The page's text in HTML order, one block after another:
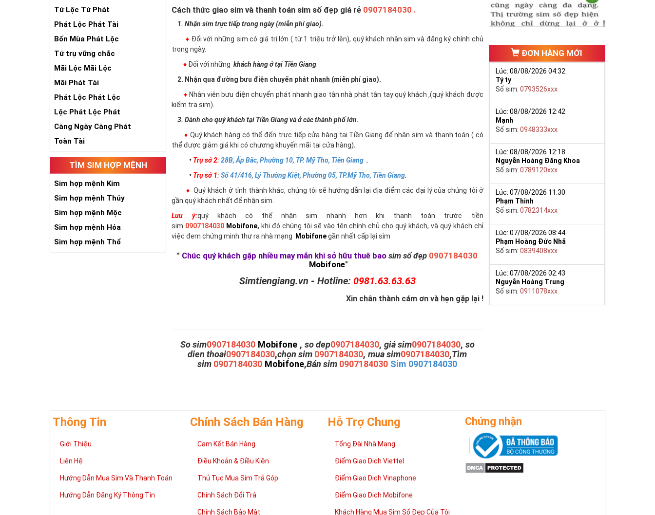
Tứ Lộc Tứ Phát
Phát Lộc Phát Tài
Bốn Mùa Phát Lộc
Tứ trụ vững chắc
Mãi Lộc Mãi Lộc
Mãi Phát Tài
Phát Lộc Phát Lộc
Lộc Phát Lộc Phát
Càng Ngày Càng Phát
Toàn Tài
TÌM SIM HỢP MỆNH
Sim hợp mệnh Kim
Sim hợp mệnh Thủy
Sim hợp mệnh Mộc
Sim hợp mệnh Hỏa
Sim hợp mệnh Thổ
Cách thức giao sim và thanh toán sim số đẹp giá rẻ 0907184030 .
1. Nhận sim trực tiếp trong ngày (miễn phí giao).
♦ Đối với những sim có giá trị lớn ( từ 1 triệu trở lên), quý khách nhận sim và đăng ký chính chủ
trong ngày.
♦ Đối với nhữngkhách hàng ở tại Tiền Giang
2. Nhận qua đường bưu điện chuyển phát nhanh (miễn phí giao).
♦ Nhân viên bưu điện chuyển phát nhanh giao tận nhà phát tận tay quý khách ,(quý khách được
kiểm tra sim).
3. Dành cho quý khách tại Tiền Giang và ở các thành phố lớn.
♦ Quý khách hàng có thể đến trực tiếp cửa hàng tại Tiền Giang để nhận sim và thanh toán ( có
thể được giảm giá khi có chương khuyến mãi tại cửa hàng).
• Trụ sở 2: 28B, Ấp Bắc, Phường 10, TP. Mỹ Tho, Tiền Giang .
• Trụ sở 1: Số 41/416, Lý Thường Kiệt, Phường 05, TP.Mỹ Tho, Tiền Giang.
♦ Quý khách ở tỉnh thành khác, chúng tôi sẽ hướng dẫn lại địa điểm các đại lý của chúng tôi ở
gần quý khách nhất để nhận sim.
Lưu ý:quý khách có thể nhận sim nhanh hơn khi thanh toán trước tiền
sim 0907184030 Mobifone, khi đó chúng tôi sẽ vào tên chính chủ cho quý khách, và quý khách chỉ
việc đem chứng minh thư ra nhà mạng
Mobifonegần nhất cấp lại sim
" Chúc quý khách gặp nhiều may mắn khi sở hữu thuê baosim số đẹp 0907184030
Mobifone"
Simtiengiang.vn - Hotline: 0981.63.63.63
Xin chân thành cám ơn và hẹn gặp lại !
So sim0907184030 Mobifone , so dep0907184030, giá sim0907184030, so
dien thoai0907184030,chọn sim 0907184030,mua sim0907184030,Tìm
sim 0907184030 Mobifone,Bán sim 0907184030 Sim 0907184030
ĐƠN HÀNG MỚI
Lúc: 08/08/2026 04:32
Tý ty
Số sim:0793526xxx
Lúc: 08/08/2026 12:42
Mạnh
Số sim:0948333xxx
Lúc: 08/08/2026 12:18
Nguyễn Hoàng Đăng Khoa
Số sim:0789120xxx
Lúc: 07/08/2026 11:30
Phạm Thinh
Số sim:0782314xxx
Lúc: 07/08/2026 08:44
Phạm Hoàng Đức Nhã
Số sim:0839408xxx
Lúc: 07/08/2026 02:43
Nguyễn Hoàng Trung
Số sim:0911078xxx
Thông Tin
Giới Thiệu
Liên Hệ
Hướng Dẫn Mua Sim Và Thanh Toán
Hướng Dẫn Đăng Ký Thông Tin
Chính Sách Bán Hàng
Cam Kết Bán Hàng
Điều Khoản & Điều Kiện
Thủ Tục Mua Sim Trả Góp
Chính Sách Đổi Trả
Chính Sách Bảo Mật
Hỗ Trợ Chung
Tổng Đài Nhà Mạng
Điểm Giao Dịch Viettel
Điểm Giao Dịch Vinaphone
Điểm Giao Dịch Mobifone
Khách Hàng Mua Sim Số Đẹp Của Tôi
Chứng nhận